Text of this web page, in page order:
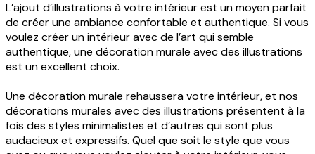
L’ajout d’illustrations à votre intérieur est un moyen parfait
de créer une ambiance confortable et authentique. Si vous
voulez créer un intérieur avec de l’art qui semble
authentique, une décoration murale avec des illustrations
est un excellent choix.
Une décoration murale rehaussera votre intérieur, et nos
décorations murales avec des illustrations présentent à la
fois des styles minimalistes et d’autres qui sont plus
audacieux et expressifs. Quel que soit le style que vous